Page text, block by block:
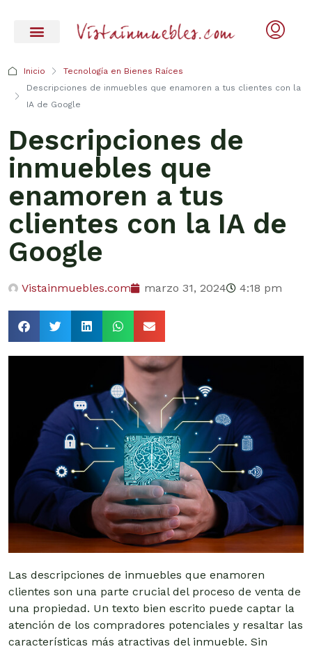
Inicio
Tecnología en Bienes Raíces
Descripciones de inmuebles que enamoren a tus clientes con la
IA de Google
Descripciones de
inmuebles que
enamoren a tus
clientes con la IA de
Google
Vistainmuebles.com marzo 31, 2024 4:18 pm
Las descripciones de inmuebles que enamoren
clientes son una parte crucial del proceso de venta de
una propiedad. Un texto bien escrito puede captar la
atención de los compradores potenciales y resaltar las
características más atractivas del inmueble. Sin